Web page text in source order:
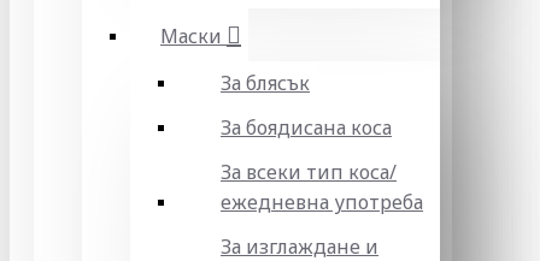
Маски
За блясък
За боядисана коса
За всеки тип коса/
ежедневна употреба
За изглаждане и